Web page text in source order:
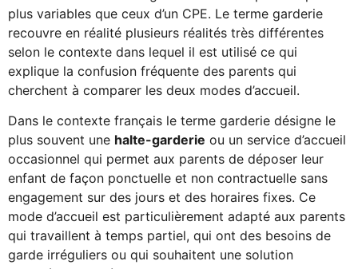
plus variables que ceux d’un CPE. Le terme garderie
recouvre en réalité plusieurs réalités très différentes
selon le contexte dans lequel il est utilisé ce qui
explique la confusion fréquente des parents qui
cherchent à comparer les deux modes d’accueil.
Dans le contexte français le terme garderie désigne le
plus souvent une halte-garderie ou un service d’accueil
occasionnel qui permet aux parents de déposer leur
enfant de façon ponctuelle et non contractuelle sans
engagement sur des jours et des horaires fixes. Ce
mode d’accueil est particulièrement adapté aux parents
qui travaillent à temps partiel, qui ont des besoins de
garde irréguliers ou qui souhaitent une solution